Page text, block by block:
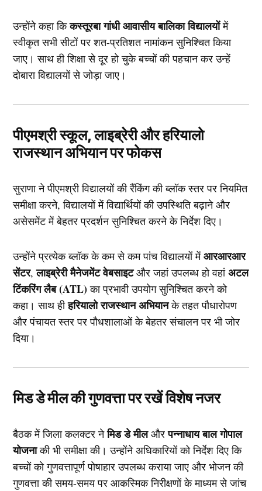
उन्होंने कहा किकस्तूरबा गांधी आवासीय बालिका विद्यालयोंमें
स्वीकृत सभी सीटों पर शत-प्रतिशत नामांकन सुनिश्चित किया
जाए। साथ ही शिक्षा से दूर हो चुके बच्चों की पहचान कर उन्हें
दोबारा विद्यालयों से जोड़ा जाए।
पीएमश्री स्कूल, लाइब्रेरी और हरियालो
राजस्थान अभियान पर फोकस
सुराणा ने पीएमश्री विद्यालयों की रैंकिंग की ब्लॉक स्तर पर नियमित
समीक्षा करने, विद्यालयों में विद्यार्थियों की उपस्थिति बढ़ाने और
असेसमेंट में बेहतर प्रदर्शन सुनिश्चित करने के निर्देश दिए।
उन्होंने प्रत्येक ब्लॉक के कम से कम पांच विद्यालयों मेंआरआरआर
सेंटर,लाइब्रेरी मैनेजमेंट वेबसाइटऔर जहां उपलब्ध हो वहांअटल
टिंकरिंग लैब (ATL)का प्रभावी उपयोग सुनिश्चित करने को
कहा। साथ हीहरियालो राजस्थान अभियानके तहत पौधारोपण
और पंचायत स्तर पर पौधशालाओं के बेहतर संचालन पर भी जोर
दिया।
मिड डे मील की गुणवत्ता पर रखें विशेष नजर
बैठक में जिला कलक्टर नेमिड डे मीलऔरपन्नाधाय बाल गोपाल
योजनाकी भी समीक्षा की। उन्होंने अधिकारियों को निर्देश दिए कि
बच्चों को गुणवत्तापूर्ण पोषाहार उपलब्ध कराया जाए और भोजन की
गुणवत्ता की समय-समय पर आकस्मिक निरीक्षणों के माध्यम से जांच